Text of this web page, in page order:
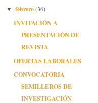
▼ febrero(36)
INVITACIÓN A
PRESENTACIÓN DE
REVISTA
OFERTAS LABORALES
CONVOCATORIA
SEMILLEROS DE
INVESTIGACIÓN